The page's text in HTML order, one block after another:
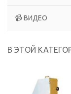
📹 ВИДЕО
В ЭТОЙ